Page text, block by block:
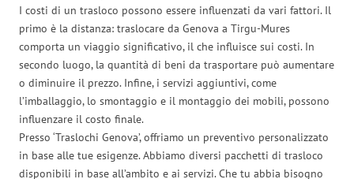
I costi di un trasloco possono essere influenzati da vari fattori. Il
primo è la distanza: traslocare da Genova a Tirgu-Mures
comporta un viaggio significativo, il che influisce sui costi. In
secondo luogo, la quantità di beni da trasportare può aumentare
o diminuire il prezzo. Infine, i servizi aggiuntivi, come
l’imballaggio, lo smontaggio e il montaggio dei mobili, possono
influenzare il costo finale.
Presso ‘Traslochi Genova’, offriamo un preventivo personalizzato
in base alle tue esigenze. Abbiamo diversi pacchetti di trasloco
disponibili in base all’ambito e ai servizi. Che tu abbia bisogno